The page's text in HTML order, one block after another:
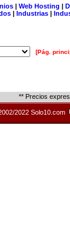
| Web Hosting |
| Industrias |
[Pág.
** Precios
2022 Solo10.com